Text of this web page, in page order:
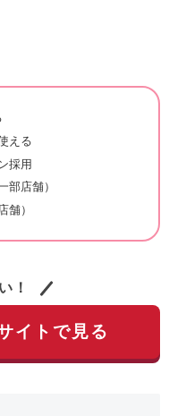
える
採用
部店舗）
舗）
！
イトで見る